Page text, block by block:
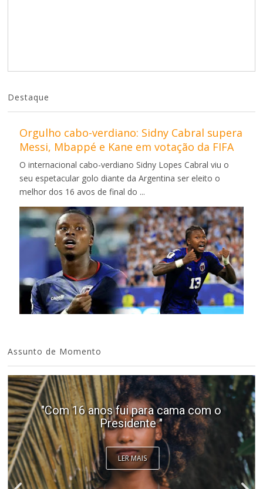
Destaque
Orgulho cabo-verdiano: Sidny Cabral supera
Messi, Mbappé e Kane em votação da FIFA
O internacional cabo-verdiano Sidny Lopes Cabral viu o
seu espetacular golo diante da Argentina ser eleito o
melhor dos 16 avos de final do ...
Assunto de Momento
"Com 16 anos fui para cama com o
Presidente "
LER MAIS